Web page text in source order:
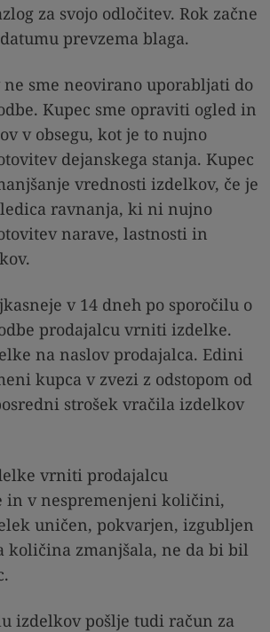
za svojo odločitev. Rok začne
prevzema blaga.
sme neovirano uporabljati do
Kupec sme opraviti ogled in
v obsegu, kot je to nujno
dejanskega stanja. Kupec
vrednosti izdelkov, če je
ravnanja, ki ni nujno
narave, lastnosti in
v 14 dneh po sporočilu o
prodajalcu vrniti izdelke.
na naslov prodajalca. Edini
kupca v zvezi z odstopom od
strošek vračila izdelkov
vrniti prodajalcu
in v nespremenjeni količini,
uničen, pokvarjen, izgubljen
količina zmanjšala, ne da bi bil
izdelkov pošlje tudi račun za